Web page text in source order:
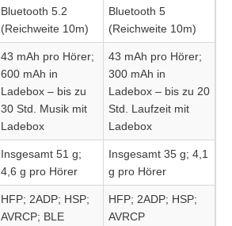
Bluetooth 5.2
(Reichweite 10m)
Bluetooth 5
(Reichweite 10m)
43 mAh pro Hörer;
600 mAh in
Ladebox – bis zu
30 Std. Musik mit
Ladebox
43 mAh pro Hörer;
300 mAh in
Ladebox – bis zu 20
Std. Laufzeit mit
Ladebox
Insgesamt 51 g;
4,6 g pro Hörer
Insgesamt 35 g; 4,1
g pro Hörer
HFP; 2ADP; HSP;
AVRCP; BLE
HFP; 2ADP; HSP;
AVRCP